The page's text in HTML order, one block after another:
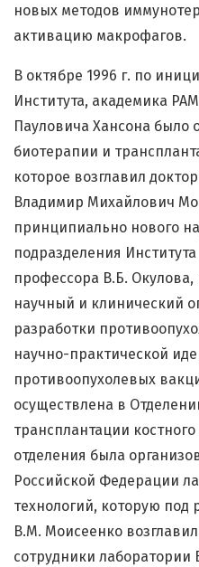
новых методов
активацию макрофагов.
В октябре 1996 г. по
Института, академика
Пауловича Хансона было
биотерапии и
которое возглавил
Владимир Михайлович
принципиально нового
подразделения
профессора В.Б.
научный и клинический
разработки
научно-практической
противоопухолевых
осуществлена в
трансплантации костного
отделения была
Российской Федерации
технологий, которую под
В.М. Моисеенко
сотрудники